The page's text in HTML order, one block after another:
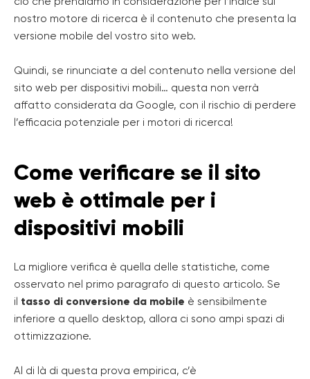
nostro motore di ricerca è il contenuto che presenta la
versione mobile del vostro sito web.
Quindi, se rinunciate a del contenuto nella versione del
sito web per dispositivi mobili… questa non verrà
affatto considerata da Google, con il rischio di perdere
l’efficacia potenziale per i motori di ricerca!
Come verificare se il sito
web è ottimale per i
dispositivi mobili
La migliore verifica è quella delle statistiche, come
osservato nel primo paragrafo di questo articolo. Se
il tasso di conversione da mobile è sensibilmente
inferiore a quello desktop, allora ci sono ampi spazi di
ottimizzazione.
Al di là di questa prova empirica, c’è